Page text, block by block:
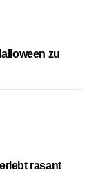
zu
rasant